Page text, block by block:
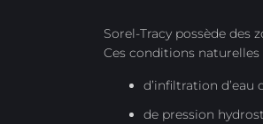
Sorel-Tracy possède des
Ces conditions
d’infiltration d’eau
de pression